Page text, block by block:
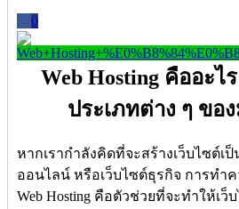
0
Web Hosting คืออะไ
ประเภทต่าง ๆ ข
หากเรากำลังคิดที่จะสร้างเว็บไซต์เ
ออนไลน์ หรือเว็บไซต์ธุรกิจ การทำค
Web Hosting คือตัวช่วยที่จะทำให้เ